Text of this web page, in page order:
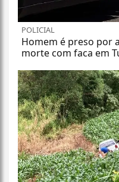
POLICIAL
Homem é preso por
morte com faca em